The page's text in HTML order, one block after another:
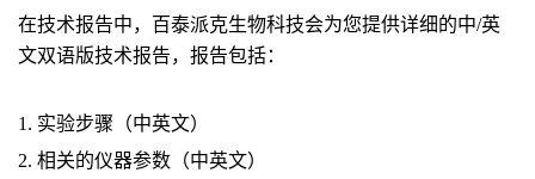
在技术报告中，百泰派克生物科技会为您提供详细的中/英
文双语版技术报告，报告包括：
1. 实验步骤（中英文）
2. 相关的仪器参数（中英文）